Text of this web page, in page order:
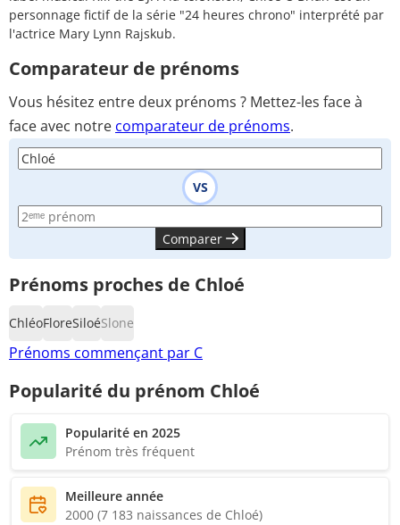
personnage fictif de la série "24 heures chrono" interprété par
l'actrice Mary Lynn Rajskub.
Comparateur de prénoms
Vous hésitez entre deux prénoms ? Mettez-les face à
face avec notre comparateur de prénoms.
VS
Comparer
Prénoms proches de Chloé
ChléoFloreSiloéSlone
Prénoms commençant par C
Popularité du prénom Chloé
Popularité en 2025
Prénom très fréquent
Meilleure année
2000 (7 183 naissances de Chloé)